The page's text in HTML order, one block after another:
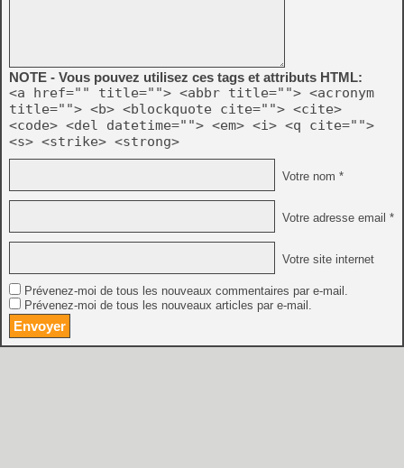
NOTE - Vous pouvez utilisez ces tags et attributs HTML:
<a href="" title=""> <abbr title=""> <acronym
title=""> <b> <blockquote cite=""> <cite>
<code> <del datetime=""> <em> <i> <q cite="">
<s> <strike> <strong>
Votre nom *
Votre adresse email *
Votre site internet
Prévenez-moi de tous les nouveaux commentaires par e-mail.
Prévenez-moi de tous les nouveaux articles par e-mail.